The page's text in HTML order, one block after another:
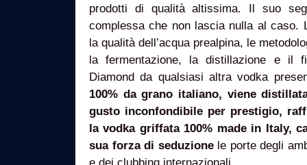
prodotti di qualità altissima. Il suo
complessa che non lascia nulla al caso.
la qualità dell’acqua prealpina, le
la fermentazione, la distillazione e il
Diamond da qualsiasi altra vodka
100% da grano italiano, viene
gusto inconfondibile per prestigio,
la vodka griffata 100% made in Italy,
sua forza di seduzionele porte degli